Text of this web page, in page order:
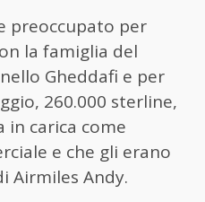
preoccupato per
la famiglia del
Gheddafi e per
260.000 sterline,
carica come
e che gli erano
Airmiles Andy.